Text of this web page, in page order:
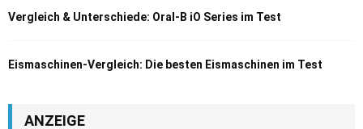
Vergleich & Unterschiede: Oral-B iO Series im Test
Eismaschinen-Vergleich: Die besten Eismaschinen im Test
ANZEIGE